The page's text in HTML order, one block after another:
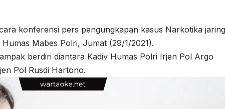
konferensi pers pengungkapan kasus Narkotika
Mabes Polri, Jumat (29/1/2021).
berdiri diantara Kadiv Humas Polri Irjen Pol Argo
Pol Rusdi Hartono.